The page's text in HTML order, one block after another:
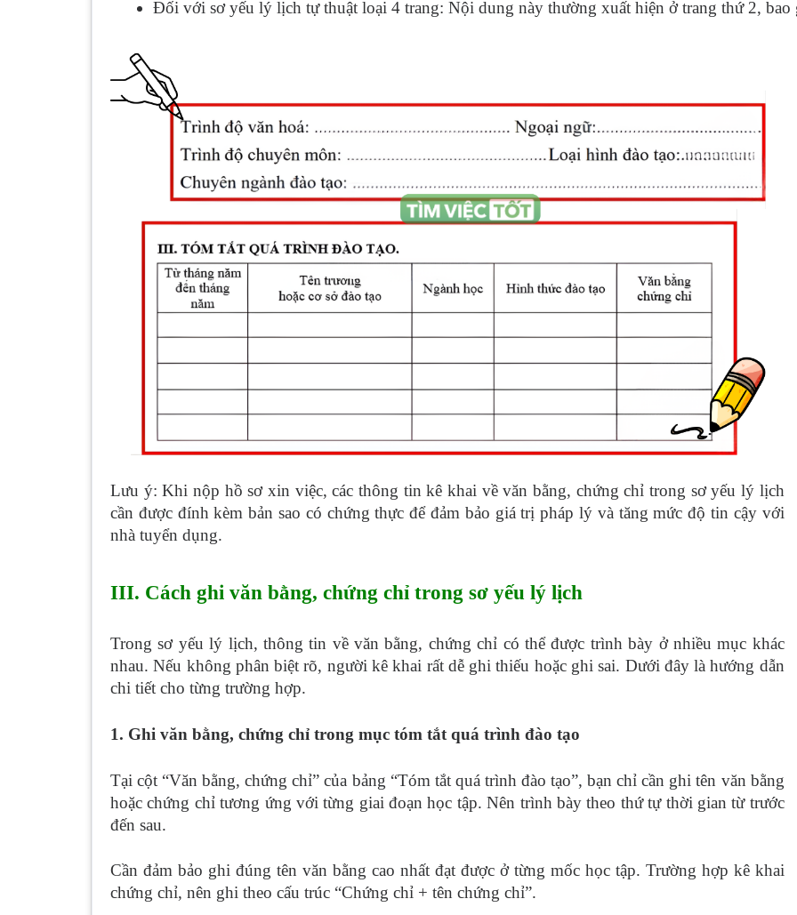
Đối với sơ yếu lý lịch tự thuật loại 4 trang: Nội dung này thường xuất hiện ở trang thứ 2,
Lưu ý: Khi nộp hồ sơ xin việc, các thông tin kê khai về văn bằng, chứng chỉ trong sơ yếu lý lịch
cần được đính kèm bản sao có chứng thực để đảm bảo giá trị pháp lý và tăng mức độ tin cậy với
nhà tuyển dụng.
III. Cách ghi văn bằng, chứng chỉ trong sơ yếu lý lịch
Trong sơ yếu lý lịch, thông tin về văn bằng, chứng chỉ có thể được trình bày ở nhiều mục khác
nhau. Nếu không phân biệt rõ, người kê khai rất dễ ghi thiếu hoặc ghi sai. Dưới đây là hướng dẫn
chi tiết cho từng trường hợp.
1. Ghi văn bằng, chứng chỉ trong mục tóm tắt quá trình đào tạo
Tại cột “Văn bằng, chứng chỉ” của bảng “Tóm tắt quá trình đào tạo”, bạn chỉ cần ghi tên văn bằng
hoặc chứng chỉ tương ứng với từng giai đoạn học tập. Nên trình bày theo thứ tự thời gian từ trước
đến sau.
Cần đảm bảo ghi đúng tên văn bằng cao nhất đạt được ở từng mốc học tập. Trường hợp kê khai
chứng chỉ, nên ghi theo cấu trúc “Chứng chỉ + tên chứng chỉ”.